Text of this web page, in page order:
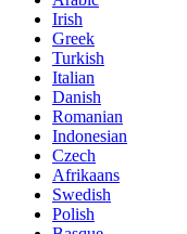
Irish
Greek
Turkish
Italian
Danish
Romanian
Indonesian
Czech
Afrikaans
Swedish
Polish